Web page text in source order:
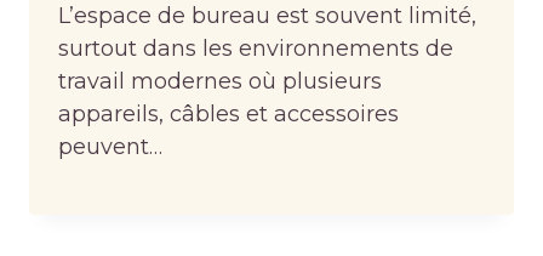
L’espace de bureau est souvent limité,
surtout dans les environnements de
travail modernes où plusieurs
appareils, câbles et accessoires
peuvent…